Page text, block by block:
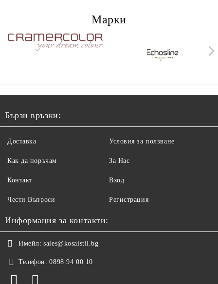
Марки
Бързи връзки:
Доставка
Как да поръчам
Контакт
Чести Въпроси
Условия за ползване
За Нас
Вход
Регистрация
Информация за контакти:
Имейл: sales@kosaistil.bg
Телефон: 0898 94 00 10